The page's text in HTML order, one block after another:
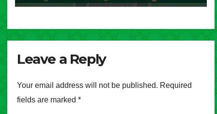
Leave a Reply
Your email address will not be published. Required
fields are marked *